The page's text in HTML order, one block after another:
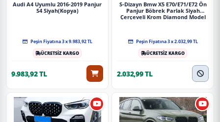
Audi A4 Uyumlu 2016-2019 Panjur
S4 Siyah(Kopya)
Peşin Fiyatına 3 x 9.983,92 TL
ÜCRETSİZ KARGO
9.983,92 TL
S-Dizayn Bmw X5 E70/E71/E72 Ön
Panjur Böbrek Parlak Siyah
Çerçeveli Krom Diamond Model
Peşin Fiyatına 3 x 2.032,99 TL
ÜCRETSİZ KARGO
2.032,99 TL